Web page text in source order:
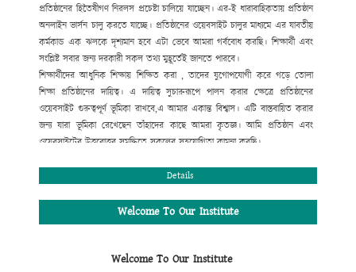
প্রতিষ্ঠানের হিতৈষীগণ নিরলস প্রচেষ্টাচালিয়ে যাচ্ছেন। এর-ই ধারাবাহিকতায় প্রতিষ্ঠান
অনলাইন ভার্সন চালু করতে যাচ্ছে। প্রতিষ্ঠানের ওয়েবসাইটচালুর মাধ্যমে এর যাবতীয়
কর্মকান্ড এক ঝলকে দৃশ্যমান হবে এটা ভেবে আমরা গর্ববোধ করছি। শিক্ষার্থী এবং
সংশ্লিষ্ট সবার জন্য দরকারী সকল তথ্য মুহূর্তেই জানতে পারবে।
শিক্ষার্থীদের আধুনিক শিক্ষায় শিক্ষিত করা , তাদের যুগোপযোগী করে গড়ে তোলা
শিক্ষা প্রতিষ্ঠানের দায়িত্ব। এ দায়িত্ব সুচারুরূপে পালন করার ক্ষেত্রে প্রতিষ্ঠানের
ওয়েবসাইট গুরুত্বপূর্ণ ভূমিকা রাখবে,এ আমার একান্ত বিশ্বাস। এটি বাস্তবায়িত করার
জন্য যারা ভূমিকা রেখেছেন তাঁহাদের কাছে আমরা কৃতজ্ঞ। আমিপ্রতিষ্ঠান এবং
ওয়েবসাইটের উত্তরোত্তর সমৃদ্ধিতে সকলের সহযোগিতা কামনা করছি।
Details
Welcome To Our Institute
Welcome To Our Institute